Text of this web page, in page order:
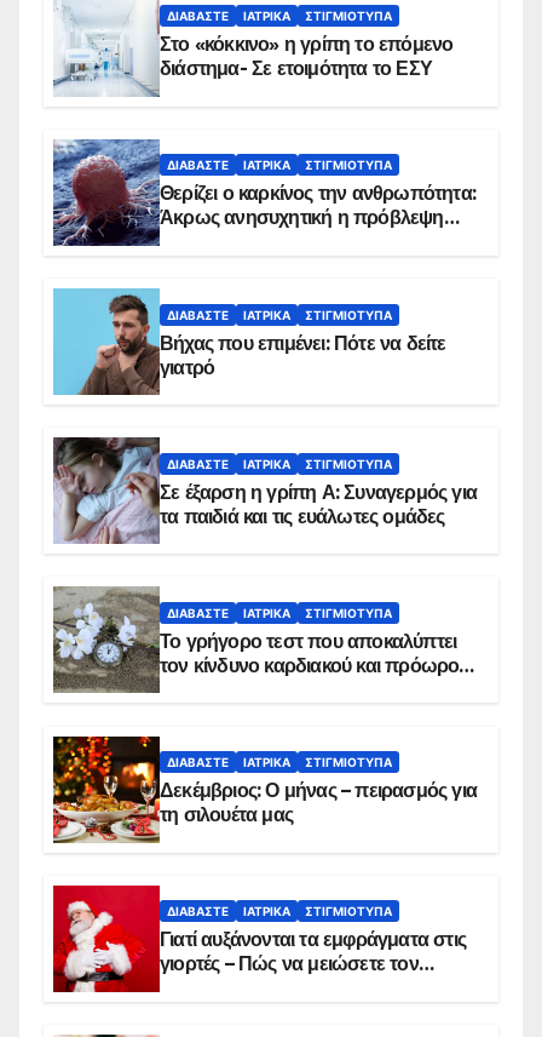
ΔΙΑΒΆΣΤΕ ΙΑΤΡΙΚΆ ΣΤΙΓΜΙΌΤΥΠΑ
Στο «κόκκινο» η γρίπη το επόμενο
διάστημα- Σε ετοιμότητα το ΕΣΥ
ΔΙΑΒΆΣΤΕ ΙΑΤΡΙΚΆ ΣΤΙΓΜΙΌΤΥΠΑ
Θερίζει ο καρκίνος την ανθρωπότητα:
Άκρως ανησυχητική η πρόβλεψη…
ΔΙΑΒΆΣΤΕ ΙΑΤΡΙΚΆ ΣΤΙΓΜΙΌΤΥΠΑ
Βήχας που επιμένει: Πότε να δείτε
γιατρό
ΔΙΑΒΆΣΤΕ ΙΑΤΡΙΚΆ ΣΤΙΓΜΙΌΤΥΠΑ
Σε έξαρση η γρίπη Α: Συναγερμός για
τα παιδιά και τις ευάλωτες ομάδες
ΔΙΑΒΆΣΤΕ ΙΑΤΡΙΚΆ ΣΤΙΓΜΙΌΤΥΠΑ
Το γρήγορο τεστ που αποκαλύπτει
τον κίνδυνο καρδιακού και πρόωρου
ΔΙΑΒΆΣΤΕ ΙΑΤΡΙΚΆ ΣΤΙΓΜΙΌΤΥΠΑ
Δεκέμβριος: Ο μήνας – πειρασμός για
τη σιλουέτα μας
ΔΙΑΒΆΣΤΕ ΙΑΤΡΙΚΆ ΣΤΙΓΜΙΌΤΥΠΑ
Γιατί αυξάνονται τα εμφράγματα στις
γιορτές – Πώς να μειώσετε τον